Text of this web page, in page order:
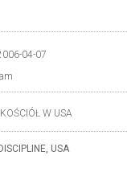
04-07
KOŚCIÓŁ W USA
, USA